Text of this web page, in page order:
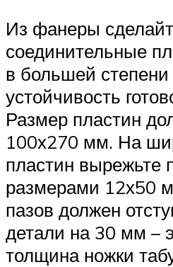
Из фанеры
соединительные
в большей степени
устойчивость
Размер пластин
100х270 мм. На
пластин вырежьте
размерами 12х50
пазов должен
детали на 30 мм –
толщина ножки